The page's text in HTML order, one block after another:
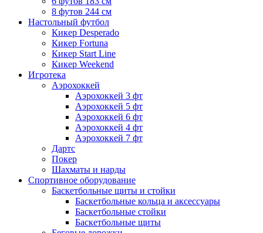
8 футов 244 см
Настольный футбол
Кикер Desperado
Кикер Fortuna
Кикер Start Line
Кикер Weekend
Игротека
Аэрохоккей
Аэрохоккей 3 фт
Аэрохоккей 5 фт
Аэрохоккей 6 фт
Аэрохоккей 4 фт
Аэрохоккей 7 фт
Дартс
Покер
Шахматы и нарды
Спортивное оборудование
Баскетбольные щиты и стойки
Баскетбольные кольца и аксессуары
Баскетбольные стойки
Баскетбольные щиты